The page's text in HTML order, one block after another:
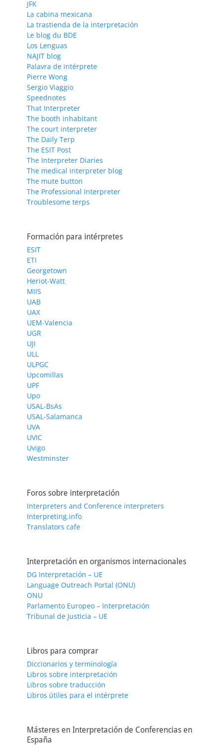
JFK
La cabina mexicana
La trastienda de la interpretación
Le blog du BDE
Los Lenguas
NAJIT blog
Palavra de intérprete
Pierre Wong
Sergio Viaggio
Speednotes
That Interpreter
The booth inhabitant
The court interpreter
The Daily Terp
The ESIT Post
The Interpreter Diaries
The medical interpreter blog
The mute button
The Professional Interpreter
Troublesome terps
Formación para intérpretes
ESIT
ETI
Georgetown
Heriot-Watt
MIIS
UAB
UAX
UEM-Valencia
UGR
UJI
ULL
ULPGC
Upcomillas
UPF
Upo
USAL-BsAs
USAL-Salamanca
UVA
UVIC
Uvigo
Westminster
Foros sobre interpretación
Interpreters and Conference interpreters
Interpreting.info
Translators cafe
Interpretación en organismos internacionales
DG Interpretación – UE
Language Outreach Portal (ONU)
ONU
Parlamento Europeo – Interpretación
Tribunal de Justicia – UE
Libros para comprar
Diccionarios y terminología
Libros sobre interpretación
Libros sobre traducción
Libros útiles para el intérprete
Másteres en Interpretación de Conferencias en
España